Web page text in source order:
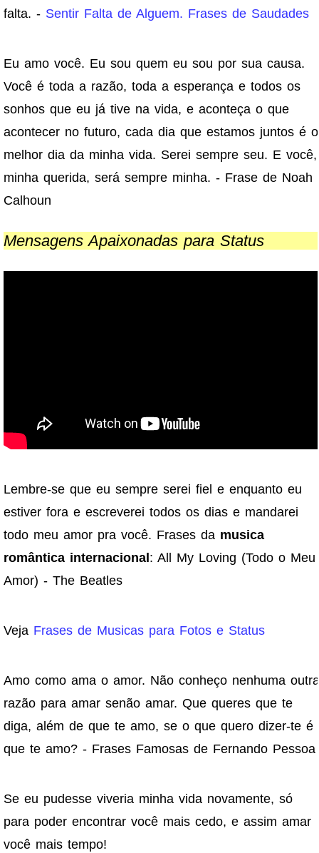
falta. - Sentir Falta de Alguem. Frases de Saudades
Eu amo você. Eu sou quem eu sou por sua causa.
Você é toda a razão, toda a esperança e todos os
sonhos que eu já tive na vida, e aconteça o que
acontecer no futuro, cada dia que estamos juntos é o
melhor dia da minha vida. Serei sempre seu. E você,
minha querida, será sempre minha. - Frase de Noah
Calhoun
Mensagens Apaixonadas para Status
Lembre-se que eu sempre serei fiel e enquanto eu
estiver fora e escreverei todos os dias e mandarei
todo meu amor pra você. Frases da musica
romântica internacional : All My Loving (Todo o Meu
Amor) - The Beatles
Veja Frases de Musicas para Fotos e Status
Amo como ama o amor. Não conheço nenhuma outra
razão para amar senão amar. Que queres que te
diga, além de que te amo, se o que quero dizer-te é
que te amo? - Frases Famosas de Fernando Pessoa
Se eu pudesse viveria minha vida novamente, só
para poder encontrar você mais cedo, e assim amar
você mais tempo!